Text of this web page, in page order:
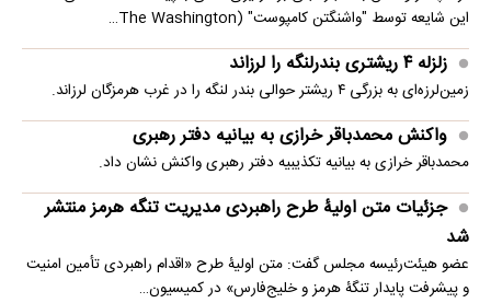
این شایعه توسط "واشنگتن کامپوست" (The Washington…
زلزله ۴ ریشتری بندرلنگه را لرزاند
زمین‌لرزه‌ای به بزرگی ۴ ریشتر حوالی بندر لنگه را در غرب هرمزگان لرزاند.
واکنش محمدباقر خرازی به بیانیه دفتر رهبری
محمدباقر خرازی به بیانیه تکذیبیه دفتر رهبری واکنش نشان داد.
جزئیات متن اولیۀ طرح راهبردی مدیریت تنگه هرمز منتشر
شد
عضو هیئت‌رئیسه مجلس گفت: متن اولیۀ طرح «اقدام راهبردی تأمین امنیت
و پیشرفت پایدار تنگۀ هرمز و خلیج‌فارس» در کمیسیون…